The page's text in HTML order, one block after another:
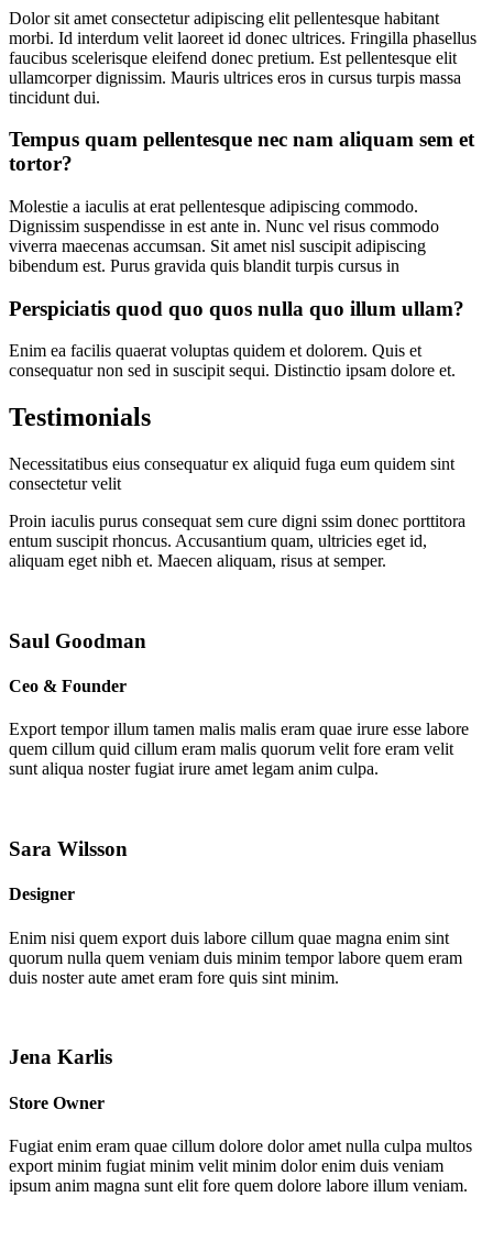
Dolor sit amet consectetur adipiscing elit pellentesque habitant
morbi. Id interdum velit laoreet id donec ultrices. Fringilla phasellus
faucibus scelerisque eleifend donec pretium. Est pellentesque elit
ullamcorper dignissim. Mauris ultrices eros in cursus turpis massa
tincidunt dui.
Tempus quam pellentesque nec nam aliquam sem et
tortor?
Molestie a iaculis at erat pellentesque adipiscing commodo.
Dignissim suspendisse in est ante in. Nunc vel risus commodo
viverra maecenas accumsan. Sit amet nisl suscipit adipiscing
bibendum est. Purus gravida quis blandit turpis cursus in
Perspiciatis quod quo quos nulla quo illum ullam?
Enim ea facilis quaerat voluptas quidem et dolorem. Quis et
consequatur non sed in suscipit sequi. Distinctio ipsam dolore et.
Testimonials
Necessitatibus eius consequatur ex aliquid fuga eum quidem sint
consectetur velit
Proin iaculis purus consequat sem cure digni ssim donec porttitora
entum suscipit rhoncus. Accusantium quam, ultricies eget id,
aliquam eget nibh et. Maecen aliquam, risus at semper.
Saul Goodman
Ceo & Founder
Export tempor illum tamen malis malis eram quae irure esse labore
quem cillum quid cillum eram malis quorum velit fore eram velit
sunt aliqua noster fugiat irure amet legam anim culpa.
Sara Wilsson
Designer
Enim nisi quem export duis labore cillum quae magna enim sint
quorum nulla quem veniam duis minim tempor labore quem eram
duis noster aute amet eram fore quis sint minim.
Jena Karlis
Store Owner
Fugiat enim eram quae cillum dolore dolor amet nulla culpa multos
export minim fugiat minim velit minim dolor enim duis veniam
ipsum anim magna sunt elit fore quem dolore labore illum veniam.